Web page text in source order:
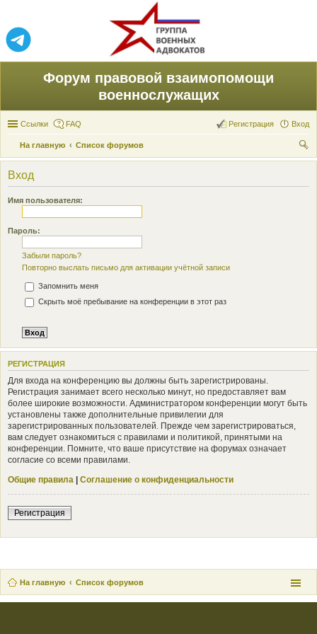
Форум правовой взаимопомощи
военнослужащих
Ссылки FAQ Вход
Регистрация
На главную
Список форумов
ои
Вход
Имя пользователя:
Пароль:
Забыли пароль?
Повторно выслать письмо для активации учётной записи
Запомнить меня
Скрыть моё пребывание на конференции в этот раз
РЕГИСТРАЦИЯ
Для входа на конференцию вы должны быть зарегистрированы.
Регистрация занимает всего несколько минут, но предоставляет вам
более широкие возможности. Администратором конференции могут быть
установлены также дополнительные привилегии для
зарегистрированных пользователей. Прежде чем зарегистрироваться,
вам следует ознакомиться с правилами и политикой, принятыми на
конференции. Помните, что ваше присутствие на форумах означает
согласие со всеми правилами.
Общие правила | Соглашение о конфиденциальности
Регистрация
На главную Список форумов